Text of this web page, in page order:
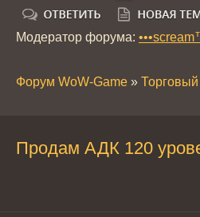
Модератор форума:
Форум WoW-Game » Торговый
Продам АДК 120